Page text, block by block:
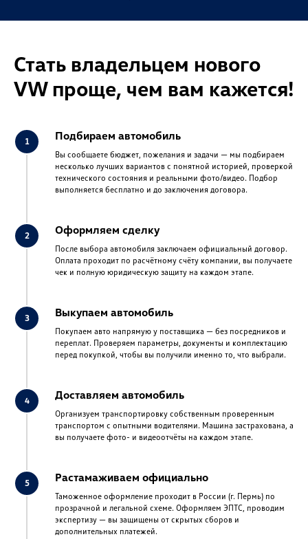
Стать владельцем нового
VW проще, чем вам кажется!
Подбираем автомобиль
Вы сообщаете бюджет, пожелания и задачи — мы подбираем
несколько лучших вариантов с понятной историей, проверкой
технического состояния и реальными фото/видео. Подбор
выполняется бесплатно и до заключения договора.
Оформляем сделку
После выбора автомобиля заключаем официальный договор.
Оплата проходит по расчётному счёту компании, вы получаете
чек и полную юридическую защиту на каждом этапе.
Выкупаем автомобиль
Покупаем авто напрямую у поставщика — без посредников и
переплат. Проверяем параметры, документы и комплектацию
перед покупкой, чтобы вы получили именно то, что выбрали.
Доставляем автомобиль
Организуем транспортировку собственным проверенным
транспортом с опытными водителями. Машина застрахована, а
вы получаете фото- и видеоотчёты на каждом этапе.
Растамаживаем официально
Таможенное оформление проходит в России (г. Пермь) по
прозрачной и легальной схеме. Оформляем ЭПТС, проводим
экспертизу — вы защищены от скрытых сборов и
дополнительных платежей.